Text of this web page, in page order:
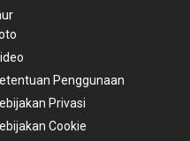
Penggunaan
Privasi
Cookie